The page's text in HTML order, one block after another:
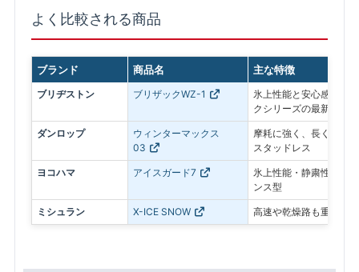
よく比較される商品
ブランド 商品名 主な特徴
ブリヂストン ブリザックWZ-1
氷上性能と安心感を最
クシリーズの最新モデル
ダンロップ
ウィンターマックス
03
摩耗に強く、長く使い
スタッドレス
ヨコハマ アイスガード7
氷上性能・静粛性・ロ
ンス型
ミシュラン X-ICE SNOW 高速や乾燥路も重視し